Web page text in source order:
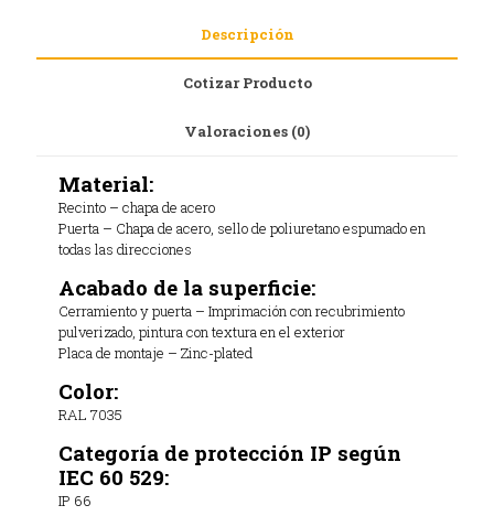
Descripción
Cotizar Producto
Valoraciones (0)
Material:
Recinto – chapa de acero
Puerta – Chapa de acero, sello de poliuretano espumado en
todas las direcciones
Acabado de la superficie:
Cerramiento y puerta – Imprimación con recubrimiento
pulverizado, pintura con textura en el exterior
Placa de montaje – Zinc-plated
Color:
RAL 7035
Categoría de protección IP según
IEC 60 529:
IP 66